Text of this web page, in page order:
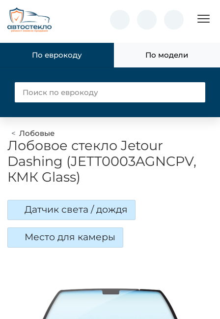
По еврокоду По модели
Лобовые
Лобовое стекло Jetour
Dashing (JETT0003AGNCPV,
КМК Glass)
Датчик света / дождя
Место для камеры